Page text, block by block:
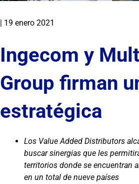
| 19 enero 2021
Ingecom y
Group firman
estratégica
Los Value Added Distributors
buscar sinergias que les
territorios donde se encuentran
en un total de nueve países